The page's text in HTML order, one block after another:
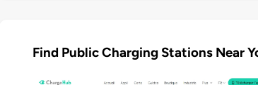
Find Public Charging Stations Near